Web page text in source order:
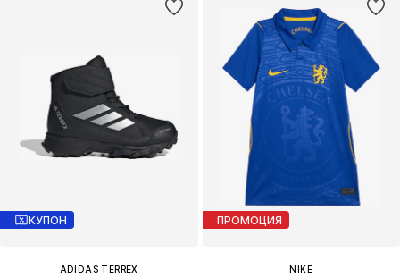
КУПОН
ADIDAS TERREX
ПРОМОЦИЯ
NIKE